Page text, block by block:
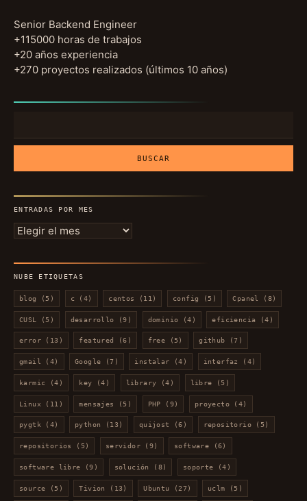
Senior Backend Engineer
+115000 horas de trabajos
+20 años experiencia
+270 proyectos realizados (últimos 10 años)
ENTRADAS POR MES
Entradas
mes
NUBE ETIQUETAS
blog (5) c (4) centos (11) config (5) Cpanel (8)
CUSL (5) desarrollo (9) dominio (4) eficiencia (4)
error(13) featured (6) free (5) github (7)
gmail (4) Google (7) instalar (4) interfaz (4)
karmic (4) key (4) library (4) libre (5)
Linux (11) mensajes (5) PHP (9) proyecto (4)
pygtk(4) python (13) quijost (6) repositorio (5)
repositorios (5) servidor(9) software (6)
software libre (9) solución (8) soporte (4)
source (5) Tivion (13) Ubuntu (27) uclm (5)